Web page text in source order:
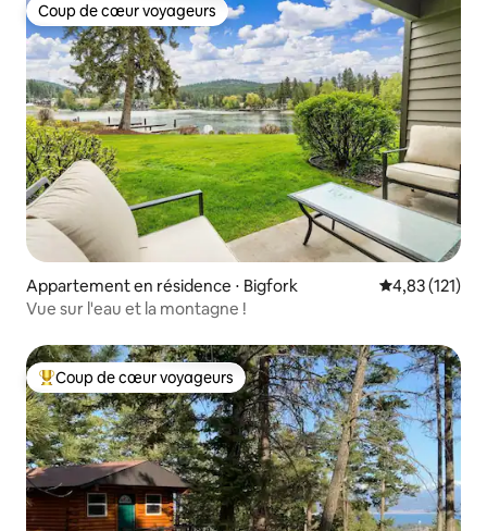
Coup de cœur voyageurs
Coup de cœur voyageurs
Appartement en résidence ⋅ Bigfork Évaluation
4,83 (121)
Vue sur l'eau et la montagne !
Coups de cœur voyageurs les plus appréciés
Coup de cœur voyageurs